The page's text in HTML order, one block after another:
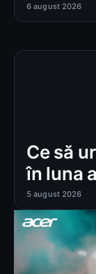
6 august 2026
Ce să
în luna
5 august 2026